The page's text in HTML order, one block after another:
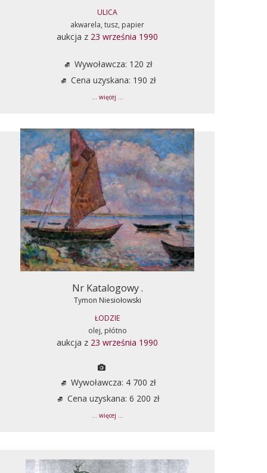
ULICA
akwarela, tusz, papier
aukcja z 23 września 1990
Wywoławcza: 120 zł
Cena uzyskana: 190 zł
... więcej ...
Nr Katalogowy .
Tymon Niesiołowski
ŁODZIE
olej, płótno
aukcja z 23 września 1990
Wywoławcza: 4 700 zł
Cena uzyskana: 6 200 zł
... więcej ...